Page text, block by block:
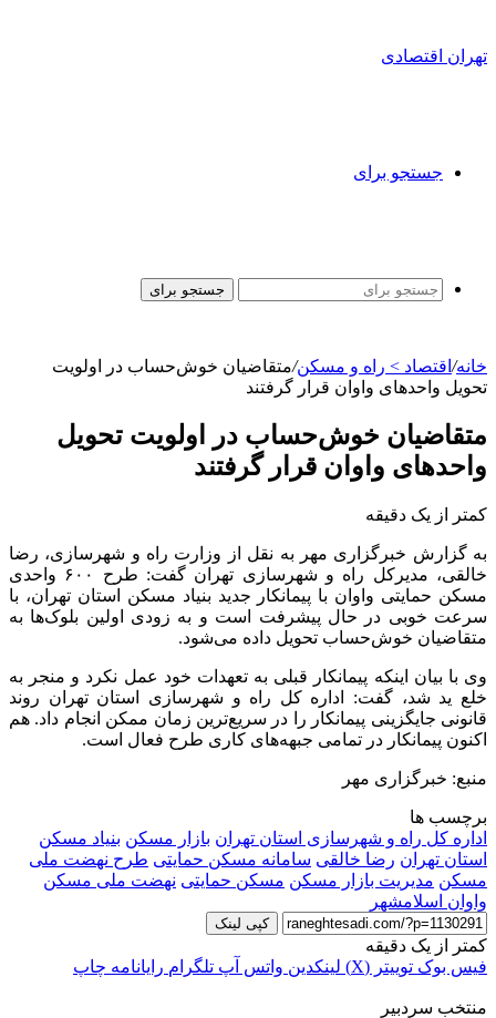
تهران اقتصادی
جستجو برای
جستجو برای
خانه/ اقتصاد > راه و مسکن/متقاضیان خوش‌حساب در اولویت
تحویل واحدهای واوان قرار گرفتند
متقاضیان خوش‌حساب در اولویت تحویل
واحدهای واوان قرار گرفتند
کمتر از یک دقیقه
به گزارش خبرگزاری مهر به نقل از وزارت راه و شهرسازی، رضا
خالقی، مدیرکل راه و شهرسازی تهران گفت: طرح ۶۰۰ واحدی
مسکن حمایتی واوان با پیمانکار جدید بنیاد مسکن استان تهران، با
سرعت خوبی در حال پیشرفت است و به زودی اولین بلوک‌ها به
متقاضیان خوش‌حساب تحویل داده می‌شود.
وی با بیان اینکه پیمانکار قبلی به تعهدات خود عمل نکرد و منجر به
خلع ید شد، گفت: اداره کل راه و شهرسازی استان تهران روند
قانونی جایگزینی پیمانکار را در سریع‌ترین زمان ممکن انجام داد. هم
اکنون پیمانکار در تمامی جبهه‌های کاری طرح فعال است.
منبع: خبرگزاری مهر
برچسب ها
اداره کل راه و شهرسازی استان تهران بازار مسکن بنیاد مسکن
استان تهران رضا خالقی سامانه مسکن حمایتی طرح نهضت ملی
مسکن مدیریت بازار مسکن مسکن حمایتی نهضت ملی مسکن
واوان اسلامشهر
کپی لینک
کمتر از یک دقیقه
فیس بوک توییتر (X) لینکدین واتس آپ تلگرام رایانامه چاپ
منتخب سردبیر